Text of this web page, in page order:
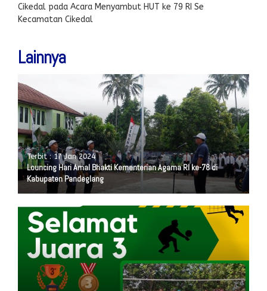
Cikedal pada Acara Menyambut HUT ke 79 RI Se
Kecamatan Cikedal
Lainnya
Terbit : 17 Jan 2024
Louncing Hari Amal Bhakti Kementerian Agama RI ke-78 di
Kabupaten Pandeglang